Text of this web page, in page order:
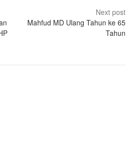
Next post
Mahfud MD Ulang Tahun ke 65
Tahun